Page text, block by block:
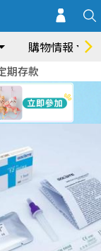
購物情報
期存款